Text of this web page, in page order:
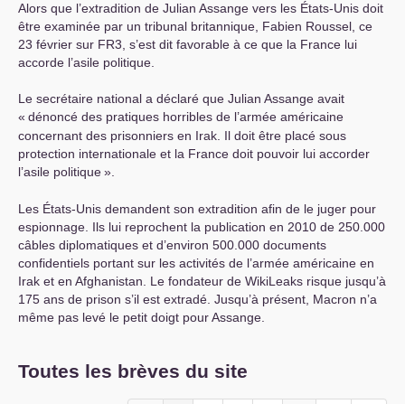
Alors que l’extradition de Julian Assange vers les États-Unis doit
être examinée par un tribunal britannique, Fabien Roussel, ce
23 février sur FR3 , s’est dit favorable à ce que la France lui
accorde l’asile politique.
Le secrétaire national a déclaré que Julian Assange avait
« dénoncé des pratiques horribles de l’armée américaine
concernant des prisonniers en Irak. Il doit être placé sous
protection internationale et la France doit pouvoir lui accorder
l’asile politique».
Les États-Unis demandent son extradition afin de le juger pour
espionnage. Ils lui reprochent la publication en 2010 de 250.000
câbles diplomatiques et d’environ 500.000 documents
confidentiels portant sur les activités de l’armée américaine en
Irak et en Afghanistan. Le fondateur de WikiLeaks risque jusqu’à
175 ans de prison s’il est extradé. Jusqu’à présent, Macron n’a
même pas levé le petit doigt pour Assange.
Toutes les brèves du site